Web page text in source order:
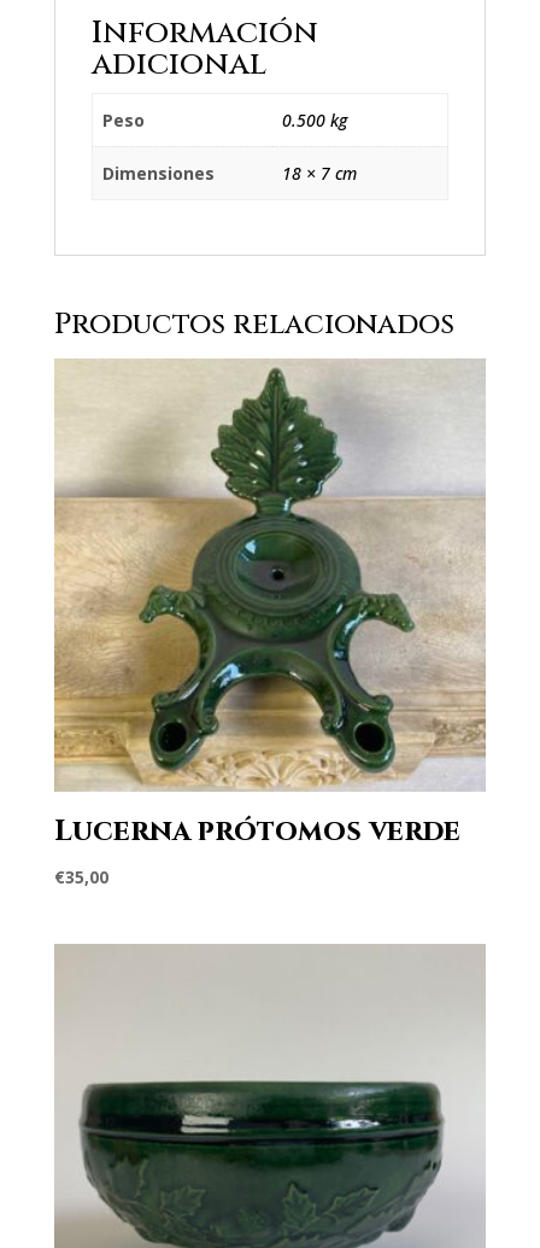
Información
adicional
Peso 0.500 kg
Dimensiones 18 × 7 cm
Productos relacionados
Lucerna prótomos verde
€35,00